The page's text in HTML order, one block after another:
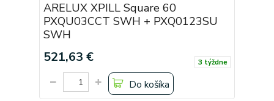
ARELUX XPILL Square 60
PXQU03CCT SWH + PXQ0123SU
SWH
521,63 € 3 týždne
Do košíka